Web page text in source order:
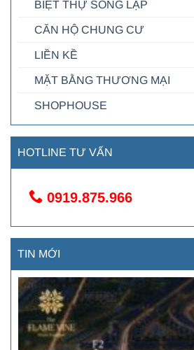
BIỆT THỰ SONG LẬP
CĂN HỘ CHUNG CƯ
LIỀN KỀ
MẶT BẰNG THƯƠNG MẠI
SHOPHOUSE
HOTLINE TƯ VẤN
0919.875.966
TIN MỚI